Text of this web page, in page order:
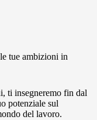
tue ambizioni in
ti insegneremo fin dal
potenziale sul
del lavoro.